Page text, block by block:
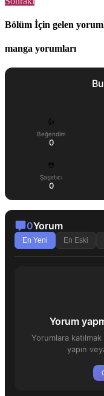
Bölüm İçin gelen
manga yorumları
👍
Beğendim
0
😳
Şaşırtıcı
0
0Yorum
En Yeni En Eski
Yorum
Yorumlara
yapın